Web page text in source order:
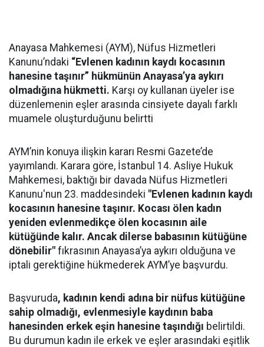
Anayasa Mahkemesi (AYM), Nüfus Hizmetleri
Kanunu’ndaki “Evlenen kadının kaydı kocasının
hanesine taşınır” hükmünün Anayasa’ya aykırı
olmadığına hükmetti. Karşı oy kullanan üyeler ise
düzenlemenin eşler arasında cinsiyete dayalı farklı
muamele oluşturduğunu belirtti
AYM’nin konuya ilişkin kararı Resmi Gazete’de
yayımlandı. Karara göre, İstanbul 14. Asliye Hukuk
Mahkemesi, baktığı bir davada Nüfus Hizmetleri
Kanunu'nun 23. maddesindeki "Evlenen kadının kaydı
kocasının hanesine taşınır. Kocası ölen kadın
yeniden evlenmedikçe ölen kocasının aile
kütüğünde kalır. Ancak dilerse babasının kütüğüne
dönebilir" fıkrasının Anayasa’ya aykırı olduğuna ve
iptali gerektiğine hükmederek AYM’ye başvurdu.
Başvuruda, kadının kendi adına bir nüfus kütüğüne
sahip olmadığı, evlenmesiyle kaydının baba
hanesinden erkek eşin hanesine taşındığı belirtildi.
Bu durumun kadın ile erkek ve eşler arasındaki eşitlik